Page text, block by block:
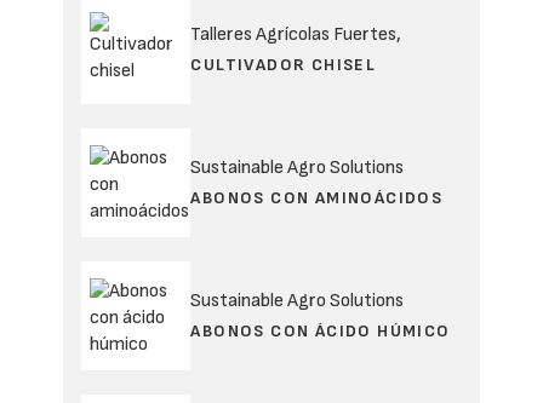
Talleres Agrícolas Fuertes,
CULTIVADOR CHISEL
Sustainable Agro Solutions
ABONOS CON AMINOÁCIDOS
Sustainable Agro Solutions
ABONOS CON ÁCIDO HÚMICO